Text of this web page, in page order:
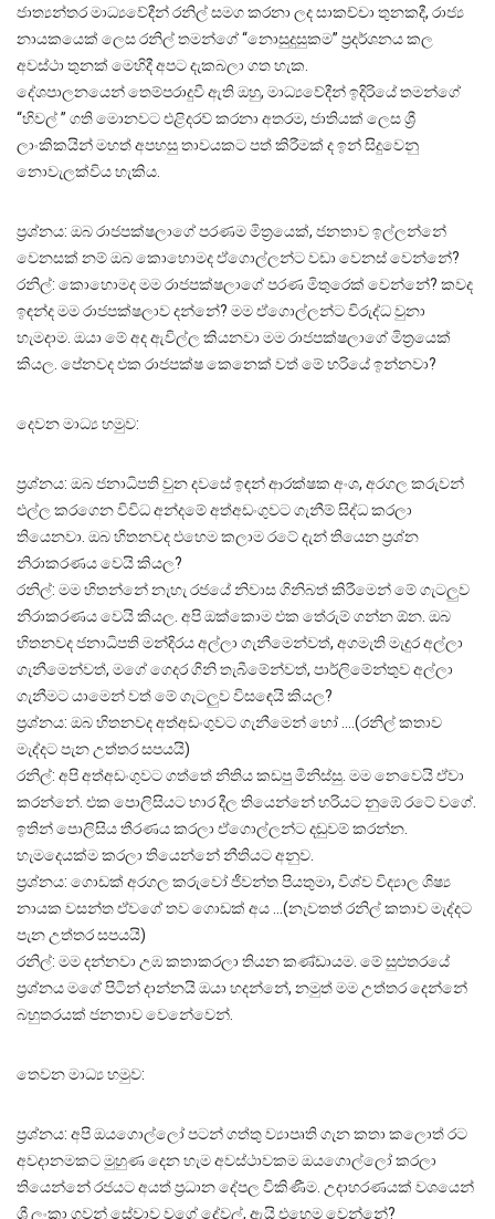
ජාත්‍යන්තර මාධ්‍යවේදීන් රනිල් සමග කරනා ලද සාකච්චා තුනකදී, රාජ්‍ය
නායකයෙක් ලෙස රනිල් තමන්ගේ “නොසුදුසුකම” ප්‍රදර්ශනය කල
අවස්ථා තුනක් මෙහිදී අපට දැකබලා ගත හැක.
දේශපාලනයෙන් තෙම්පරාදුවී ඇති ඔහු, මාධ්‍යවේදීන් ඉදිරියේ තමන්ගේ
“හිවල් ” ගති මොනවට එළිදරව් කරනා අතරම, ජාතියක් ලෙස ශ්‍රී
ලාංකිකයින් මහත් අපහසු තාවයකට පත් කිරීමක් ද ඉන් සිදුවෙනු
නොවැලක්විය හැකිය.
ප්‍රශ්නය: ඔබ රාජපක්ෂලාගේ පරණම මිත්‍රයෙක්, ජනතාව ඉල්ලන්නේ
වෙනසක් නම් ඔබ කොහොමද ඒගොල්ලන්ට වඩා වෙනස් වෙන්නේ?
රනිල්: කොහොමද මම රාජපක්ෂලාගේ පරණ මිතුරෙක් වෙන්නේ? කවද
ඉඳන්ද මම රාජපක්ෂලාව දන්නේ? මම ඒගොල්ලන්ට විරුද්ධ වුනා
හැමදාම. ඔයා මේ අද ඇවිල්ල කියනවා මම රාජපක්ෂලාගේ මිත්‍රයෙක්
කියල. පේනවද එක රාජපක්ෂ කෙනෙක් වත් මේ හරියේ ඉන්නවා?
දෙවන මාධ්‍ය හමුව:
ප්‍රශ්නය: ඔබ ජනාධිපති වුන දවසේ ඉඳන් ආරක්ෂක අංශ, අරගල කරුවන්
එල්ල කරගෙන විවිධ අන්දමේ අත්අඩංගුවට ගැනීම් සිද්ධ කරලා
තියෙනවා. ඔබ හිතනවද එහෙම කලාම රටේ දැන් තියෙන ප්‍රශ්න
නිරාකරණය වෙයි කියල?
රනිල්: මම හිතන්නේ නැහැ රජයේ නිවාස ගිනිබත් කිරීමෙන් මේ ගැටලුව
නිරාකරණය වෙයි කියල. අපි ඔක්කොම එක තේරුම් ගන්න ඕන. ඔබ
හිතනවද ජනාධිපති මන්දිරය අල්ලා ගැනීමෙන්වත්, අගමැති මැදුර අල්ලා
ගැනීමෙන්වත්, මගේ ගෙදර ගිනි තැබීමේන්වත්, පාර්ලිමේන්තුව අල්ලා
ගැනීමට යාමෙන් වත් මේ ගැටලුව විසඳෙයි කියල?
ප්‍රශ්නය: ඔබ හිතනවද අත්අඩංගුවට ගැනීමෙන් හෝ ….(රනිල් කතාව
මැද්දට පැන උත්තර සපයයි)
රනිල්: අපි අත්අඩංගුවට ගත්තේ නිතිය කඩපු මිනිස්සු. මම නෙවෙයි ඒවා
කරන්නේ. එක පොලිසියට භාර දීල තියෙන්නේ හරියට නුඹේ රටේ වගේ.
ඉතින් පොලිසිය තීරණය කරලා ඒගොල්ලන්ට දඬුවම් කරන්න.
හැමදෙයක්ම කරලා තියෙන්නේ නීතියට අනුව.
ප්‍රශ්නය: ගොඩක් අරගල කරුවෝ ජීවන්ත පියතුමා, විශ්ව විද්‍යාල ශිෂ්‍ය
නායක වසන්ත ඒවගේ තව ගොඩක් අය …(නැවතත් රනිල් කතාව මැද්දට
පැන උත්තර සපයයි)
රනිල්: මම දන්නවා උඹ කතාකරලා තියන කණ්ඩායම. මේ සුළුතරයේ
ප්‍රශ්නය මගේ පිටින් දාන්නයි ඔයා හදන්නේ, නමුත් මම උත්තර දෙන්නේ
බහුතරයක් ජනතාව වෙනේවෙන්.
තෙවන මාධ්‍ය හමුව:
ප්‍රශ්නය: අපි ඔයගොල්ලෝ පටන් ගත්තු ව්‍යාපෘති ගැන කතා කලොත් රට
අවදානමකට මුහුණ දෙන හැම අවස්ථාවකම ඔයගොල්ලෝ කරලා
තියෙන්නේ රජයට අයත් ප්‍රධාන දේපල විකිණීම. උදාහරණයක් වශයෙන්
ශ්‍රී ලංකා ගුවන් සේවාව වගේ දේවල්, ඇයි එහෙම වෙන්නේ?